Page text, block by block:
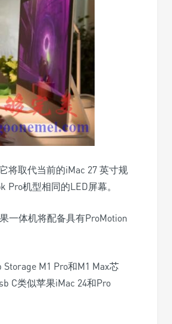
将取代当前的iMac 27 英寸规
机型相同的LED屏幕。
一体机将配备具有ProMotion
M1 Pro和M1 Max芯
C类似苹果iMac 24和Pro